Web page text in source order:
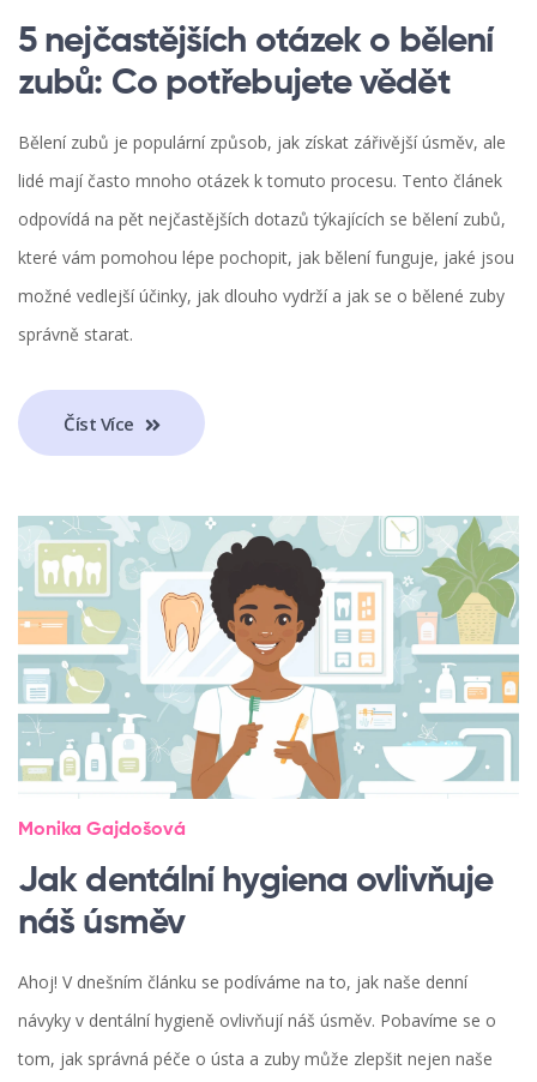
5 nejčastějších otázek o bělení
zubů: Co potřebujete vědět
Bělení zubů je populární způsob, jak získat zářivější úsměv, ale
lidé mají často mnoho otázek k tomuto procesu. Tento článek
odpovídá na pět nejčastějších dotazů týkajících se bělení zubů,
které vám pomohou lépe pochopit, jak bělení funguje, jaké jsou
možné vedlejší účinky, jak dlouho vydrží a jak se o bělené zuby
správně starat.
Číst Více
Monika Gajdošová
Jak dentální hygiena ovlivňuje
náš úsměv
Ahoj! V dnešním článku se podíváme na to, jak naše denní
návyky v dentální hygieně ovlivňují náš úsměv. Pobavíme se o
tom, jak správná péče o ústa a zuby může zlepšit nejen naše